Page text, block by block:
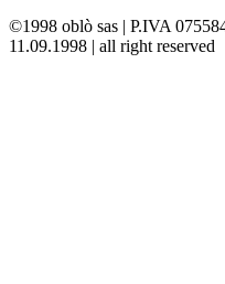
©1998 oblò sas | P.IVA
11.09.1998 | all right reserved